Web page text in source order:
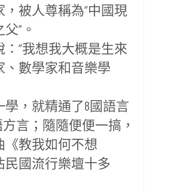
，被人尊稱為“中國現
”。
：“我想我大概是生來
、數學家和音樂學
學，就精通了8國語言
言；隨隨便便一搞，
《教我如何不想
民國流行樂壇十多